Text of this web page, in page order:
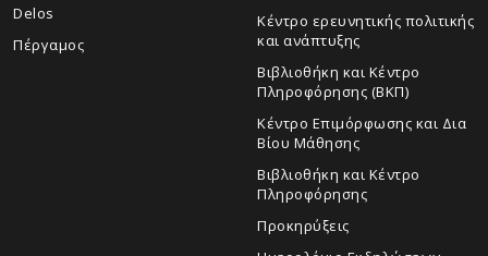
Delos
Πέργαμος
Κέντρο ερευνητικής πολιτικής
και ανάπτυξης
Βιβλιοθήκη και Κέντρο
Πληροφόρησης (ΒΚΠ)
Κέντρο Επιμόρφωσης και Δια
Βίου Μάθησης
Βιβλιοθήκη και Κέντρο
Πληροφόρησης
Προκηρύξεις